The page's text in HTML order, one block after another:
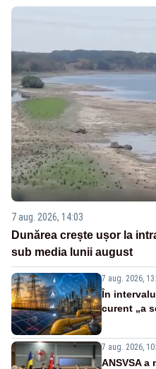
7 aug. 2026, 14:03
Dunărea crește ușor la
sub media lunii august
7 aug. 2026,
În
curent „a
7 aug. 2026,
ANSVSA a